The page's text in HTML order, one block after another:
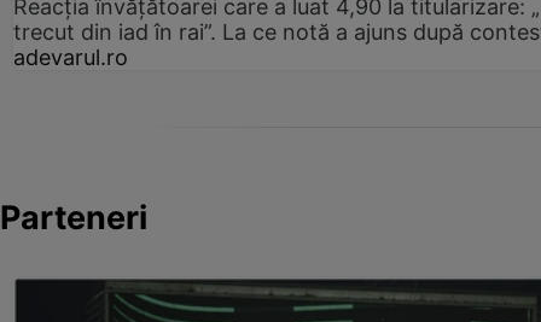
Reacția învățătoarei care a luat 4,90 la titularizare:
trecut din iad în rai”. La ce notă a ajuns după
adevarul.ro
Parteneri